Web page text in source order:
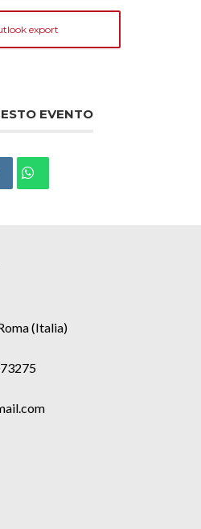
export
EVENTO
(Italia)